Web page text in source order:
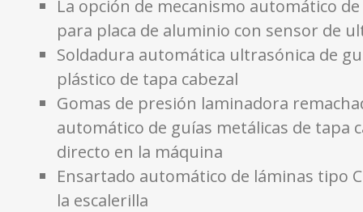
La opción de mecanismo automático
para placa de aluminio con sensor de
Soldadura automática ultrasónica de
plástico de tapa cabezal
Gomas de presión laminadora
automático de guías metálicas de tapa
directo en la máquina
Ensartado automático de láminas tipo C
la escalerilla